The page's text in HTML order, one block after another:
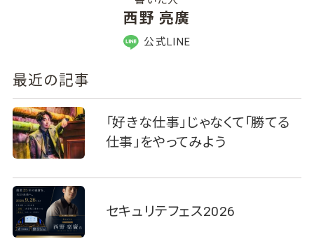
西野 亮廣
公式LINE
最近の記事
「好きな仕事」じゃなくて「勝てる
仕事」をやってみよう
セキュリテフェス2026